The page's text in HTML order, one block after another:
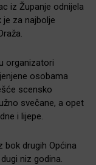
iz Županje odnijela
je za najbolje
organizatori
osobama
scensko
svečane, a opet
i lijepe.
drugih Općina
niz godina.